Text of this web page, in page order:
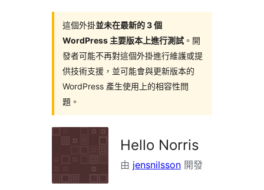
這個外掛並未在最新的 3 個
WordPress 主要版本上進行測試 。開
發者可能不再對這個外掛進行維護或提
供技術支援，並可能會與更新版本的
WordPress 產生使用上的相容性問
題。
Hello Norris
由 jensnilsson 開發